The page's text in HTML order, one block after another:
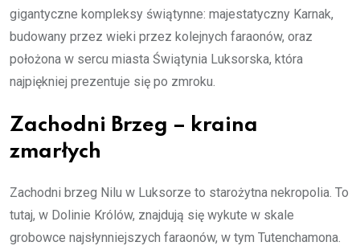
gigantyczne kompleksy świątynne: majestatyczny Karnak,
budowany przez wieki przez kolejnych faraonów, oraz
położona w sercu miasta Świątynia Luksorska, która
najpiękniej prezentuje się po zmroku.
Zachodni Brzeg – kraina
zmarłych
Zachodni brzeg Nilu w Luksorze to starożytna nekropolia. To
tutaj, w Dolinie Królów, znajdują się wykute w skale
grobowce najsłynniejszych faraonów, w tym Tutenchamona.